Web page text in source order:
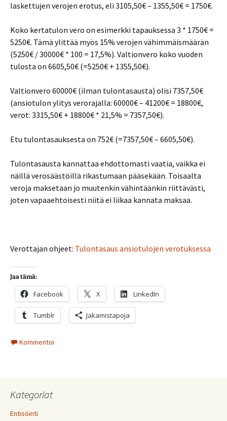
laskettujen verojen erotus, eli 3105,50€ – 1355,50€ = 1750€.
Koko kertatulon vero on esimerkki tapauksessa 3 * 1750€ =
5250€. Tämä ylittää myös 15% verojen vähimmäismäärän
(5250€ / 30000€ * 100 = 17,5%). Valtionvero koko vuoden
tulosta on 6605,50€ (=5250€ + 1355,50€).
Valtionvero 60000€ (ilman tulontasausta) olisi 7357,50€
(ansiotulon ylitys verorajalla: 60000€ – 41200€ = 18800€,
verot: 3315,50€ + 18800€ * 21,5% = 7357,50€).
Etu tulontasauksesta on 752€ (=7357,50€ – 6605,50€).
Tulontasausta kannattaa ehdottomasti vaatia, vaikka ei
näillä verosäästöillä rikastumaan pääsekään. Toisaalta
veroja maksetaan jo muutenkin vähintäänkin riittävästi,
joten vapaaehtoisesti niitä ei liikaa kannata maksaa.
Verottajan ohjeet: Tulontasaus ansiotulojen verotuksessa
Jaa tämä:
Facebook X LinkedIn
Tumblr Jakamistapoja
Kommentoi
Kategoriat
Entisöinti